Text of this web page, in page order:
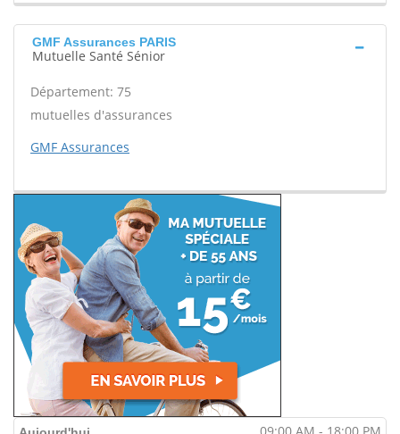
GMF Assurances PARIS
Mutuelle Santé Sénior
Département: 75
mutuelles d'assurances
GMF Assurances